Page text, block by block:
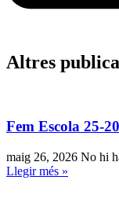
Altres
Fem Escola 25-
maig 26, 2026 No hi
Llegir més »